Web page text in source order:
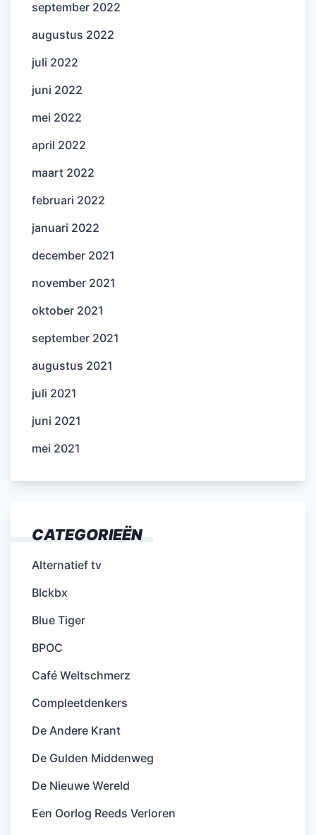
september 2022
augustus 2022
juli 2022
juni 2022
mei 2022
april 2022
maart 2022
februari 2022
januari 2022
december 2021
november 2021
oktober 2021
september 2021
augustus 2021
juli 2021
juni 2021
mei 2021
CATEGORIEËN
Alternatief tv
Blckbx
Blue Tiger
BPOC
Café Weltschmerz
Compleetdenkers
De Andere Krant
De Gulden Middenweg
De Nieuwe Wereld
Een Oorlog Reeds Verloren